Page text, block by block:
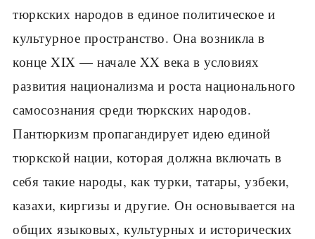
тюркских народов в единое политическое и
культурное пространство. Она возникла в
конце XIX — начале XX века в условиях
развития национализма и роста национального
самосознания среди тюркских народов.
Пантюркизм пропагандирует идею единой
тюркской нации, которая должна включать в
себя такие народы, как турки, татары, узбеки,
казахи, киргизы и другие. Он основывается на
общих языковых, культурных и исторических